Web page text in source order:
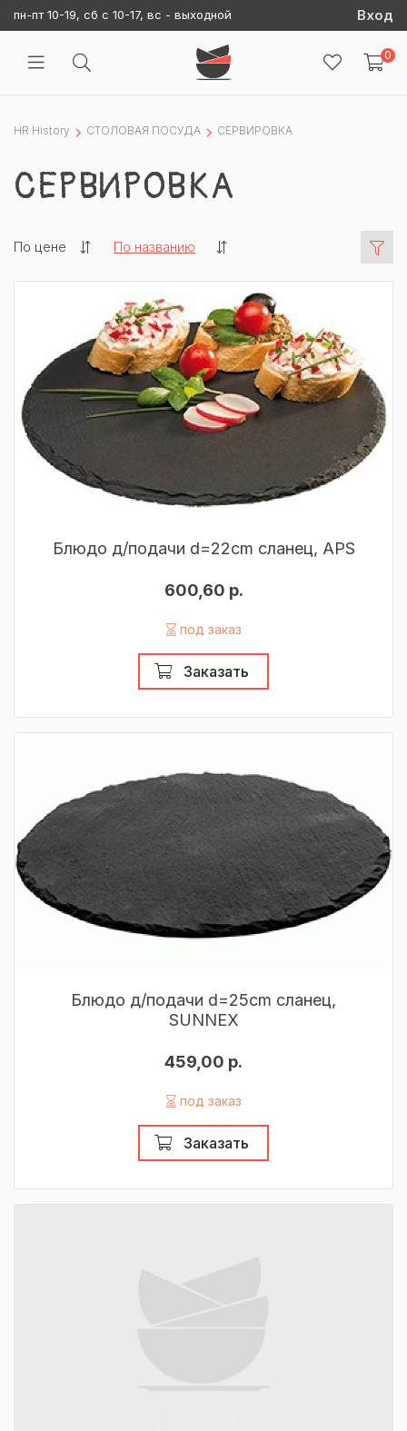
пн-пт 10-19, сб с 10-17, вс - выходной Вход
0
HR History СТОЛОВАЯ ПОСУДА СЕРВИРОВКА
СЕРВИРОВКА
Блюдо д/подачи d=22cm сланец, APS
600,60 р.
под заказ
Заказать
Блюдо д/подачи d=25cm сланец,
SUNNEX
459,00 р.
под заказ
Заказать